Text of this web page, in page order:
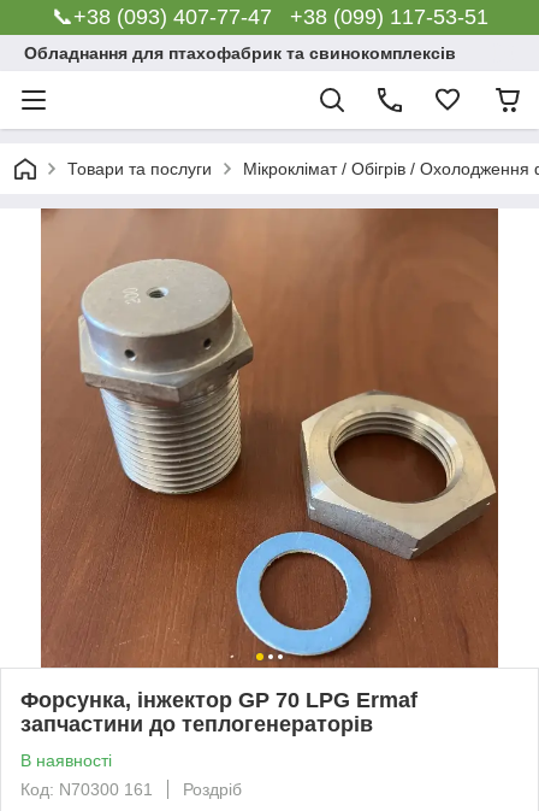
📞+38 (093) 407-77-47 +38 (099) 117-53-51
Обладнання для птахофабрик та свинокомплексів
Товари та послуги Мікроклімат / Обігрів /
Форсунка, інжектор GP 70 LPG Ermaf
запчастини до теплогенераторів
В наявності
Код: N70300 161
Роздріб